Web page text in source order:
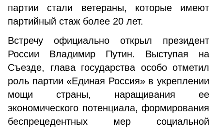
партии стали ветераны, которые имеют
партийный стаж более 20 лет.
Встречу официально открыл президент
России Владимир Путин. Выступая на
Съезде, глава государства особо отметил
роль партии «Единая Россия» в укреплении
мощи страны, наращивания ее
экономического потенциала, формирования
беспрецедентных мер социальной